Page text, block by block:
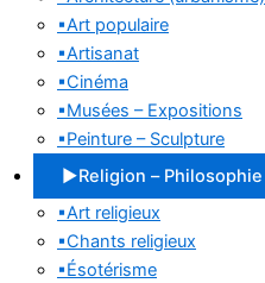
▪Art populaire
▪Artisanat
▪Cinéma
▪Musées – Expositions
▪Peinture – Sculpture
▶Religion – Philosophie
▪Art religieux
▪Chants religieux
▪Ésotérisme